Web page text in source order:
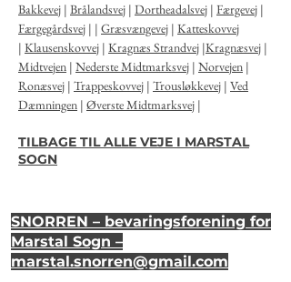
Bakkevej | Brålandsvej | Dortheadalsvej | Færgevej |
Færgegårdsvej | | Græsvængevej | Katteskovvej
| Klausenskovvej | Kragnæs Strandvej |Kragnæsvej |
Midtvejen | Nederste Midtmarksvej | Norvejen |
Ronæsvej | Trappeskovvej | Trousløkkevej | Ved
Dæmningen | Øverste Midtmarksvej |
TILBAGE TIL ALLE VEJE I MARSTAL
SOGN
SNORREN – bevaringsforening for
Marstal Sogn –
marstal.snorren@gmail.com